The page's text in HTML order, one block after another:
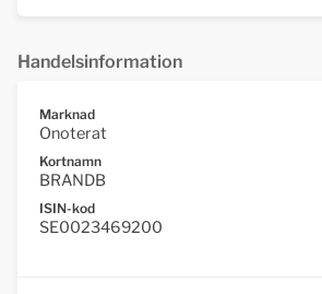
Handelsinformation
Marknad
Onoterat
Kortnamn
BRANDB
ISIN-kod
SE0023469200